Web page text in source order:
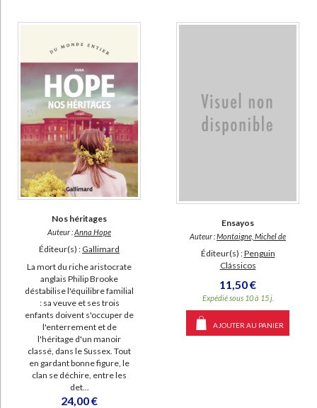
Nos héritages
Auteur :Anna Hope
Éditeur(s) : Gallimard
La mort du riche aristocrate
anglais Philip Brooke
déstabilise l'équilibre familial
: sa veuve et ses trois
enfants doivent s'occuper de
l'enterrement et de
l'héritage d'un manoir
classé, dans le Sussex. Tout
en gardant bonne figure, le
clan se déchire, entre les
det...
24,00 €
Ensayos
Auteur :Montaigne, Michel de
Éditeur(s) :Penguin
Clássicos
11,50 €
Expédié sous 10 à 15 j.
AJOUTER AU PANIER